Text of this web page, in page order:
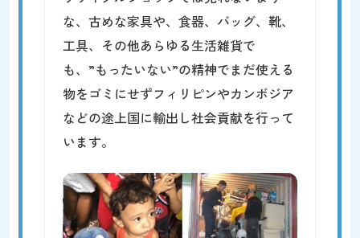
な、古めな家具や、食器、バッグ、靴、
工具、その他あらゆる生活雑貨で
も、”もったいない”の精神でまだ使える
物をゴミにせずフィリピンやカンボジア
などの途上国に輸出し社会貢献を行って
います。